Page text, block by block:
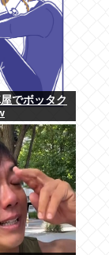
でボッタク